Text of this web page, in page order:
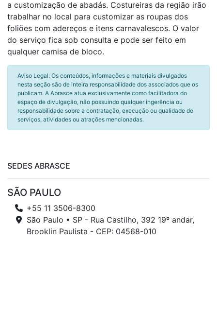
a customização de abadás. Costureiras da região irão
trabalhar no local para customizar as roupas dos
foliões com adereços e itens carnavalescos. O valor
do serviço fica sob consulta e pode ser feito em
qualquer camisa de bloco.
Aviso Legal: Os conteúdos, informações e materiais divulgados
nesta seção são de inteira responsabilidade dos associados que os
publicam. A Abrasce atua exclusivamente como facilitadora do
espaço de divulgação, não possuindo qualquer ingerência ou
responsabilidade sobre a contratação, execução ou qualidade de
serviços, atividades ou atrações mencionadas.
SEDES ABRASCE
SÃO PAULO
+55 11 3506-8300
São Paulo • SP - Rua Castilho, 392 19º andar,
Brooklin Paulista - CEP: 04568-010